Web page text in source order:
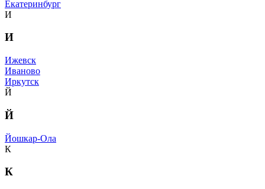
Екатеринбург
И
И
Ижевск
Иваново
Иркутск
Й
Й
Йошкар-Ола
К
К